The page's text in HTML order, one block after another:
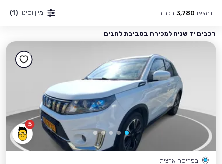
נמצאו 3,780 רכבים מיון וסינון (1)
רכבים יד שניה למכירה בסביבת להבים
5
בפריסה ארצית